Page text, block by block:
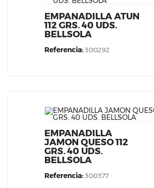
EMPANADILLA ATUN
112 GRS. 40 UDS.
BELLSOLA
Referencia:300292
EMPANADILLA
JAMON QUESO 112
GRS. 40 UDS.
BELLSOLA
Referencia:300377